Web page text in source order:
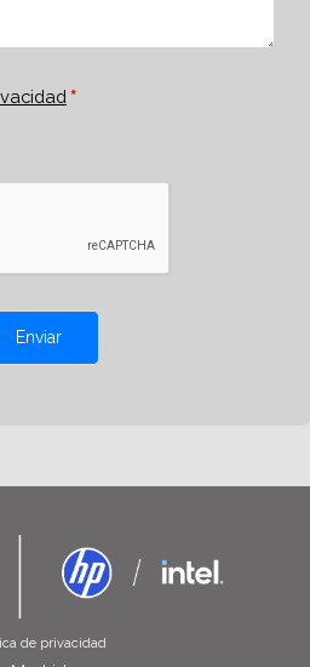
Enviar
de privacidad